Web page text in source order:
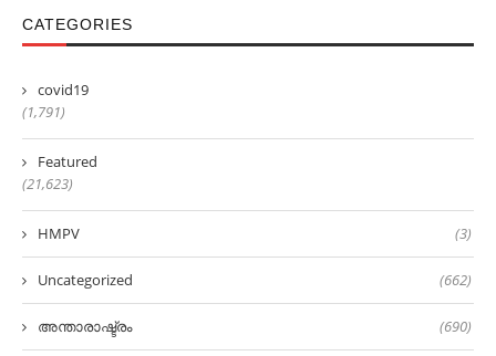
CATEGORIES
covid19
(1,791)
Featured
(21,623)
HMPV (3)
Uncategorized (662)
അന്താരാഷ്ട്രം (690)